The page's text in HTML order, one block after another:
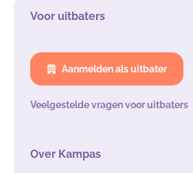
Voor uitbaters
Aanmelden als uitbater
Veelgestelde vragen voor uitbaters
Over Kampas